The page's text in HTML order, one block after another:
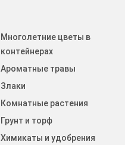
Многолетние цветы в
контейнерах
Ароматные травы
Злаки
Комнатные растения
Грунт и торф
Химикаты и удобрения